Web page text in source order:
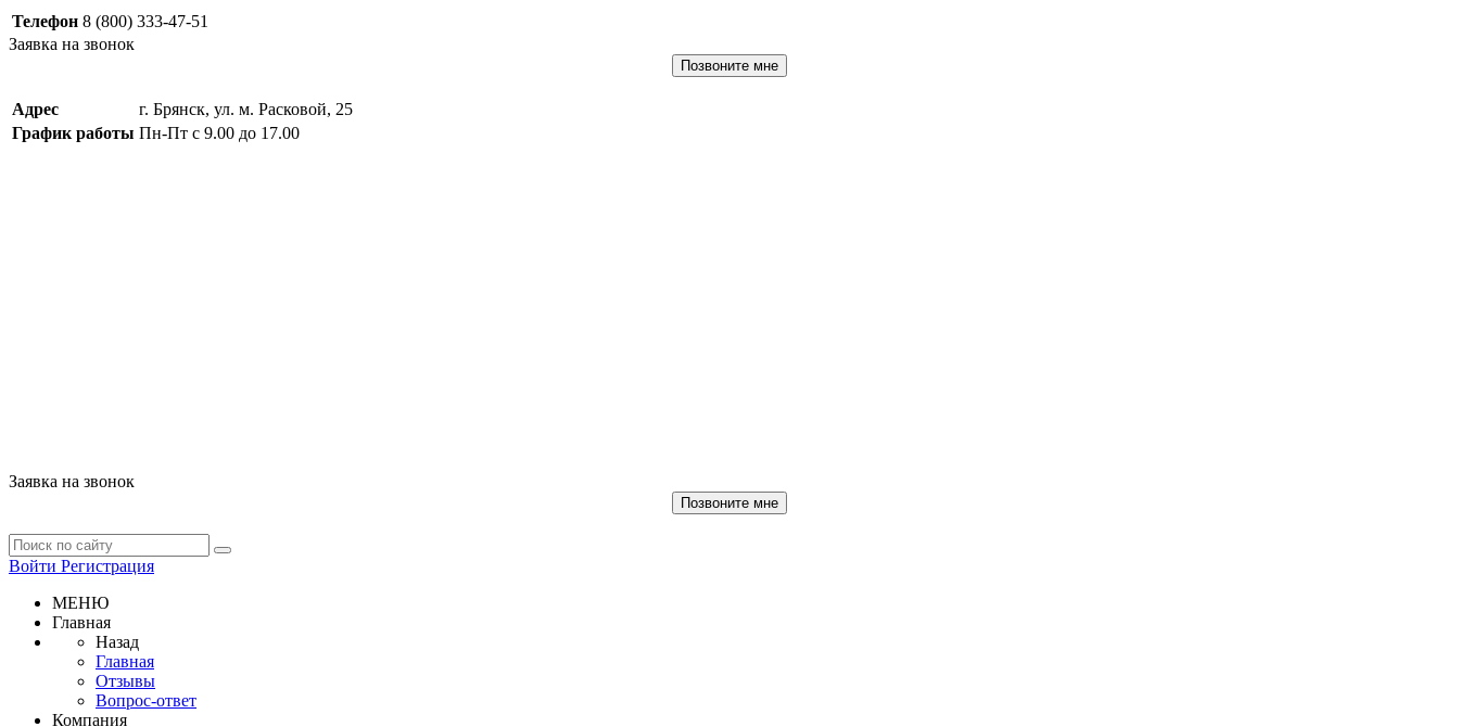
Телефон 8 (800) 333-47-51
Заявка на звонок
Позвоните мне
Адрес
г. Брянск, ул. м. Расковой, 25
График работы Пн-Пт с 9.00 до 17.00
Заявка на звонок
Позвоните мне
Войти Регистрация
МЕНЮ
Главная
Назад
Главная
Отзывы
Вопрос-ответ
Компания